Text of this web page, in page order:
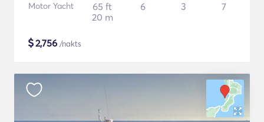
Motor Yacht
65 ft
20 m
6 3 7
$2,756 /nakts